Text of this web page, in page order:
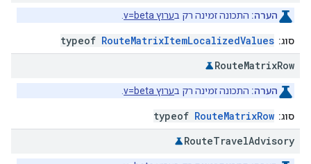
הערה: התכונה זמינה רק בערוץ v=beta .
סוג: typeof RouteMatrixItemLocalizedValues
RouteMatrixRow
הערה: התכונה זמינה רק בערוץ v=beta .
סוג: typeof RouteMatrixRow
RouteTravelAdvisory